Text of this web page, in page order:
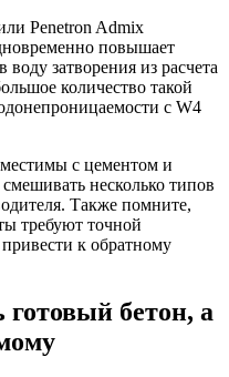
Penetron Admix
повышает
затворения из расчета
количество такой
с W4
с цементом и
несколько типов
Также помните,
требуют точной
к обратному
готовый бетон, а